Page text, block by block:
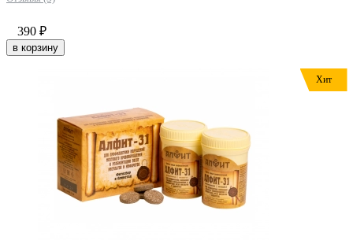
390 ₽
в корзину
Хит